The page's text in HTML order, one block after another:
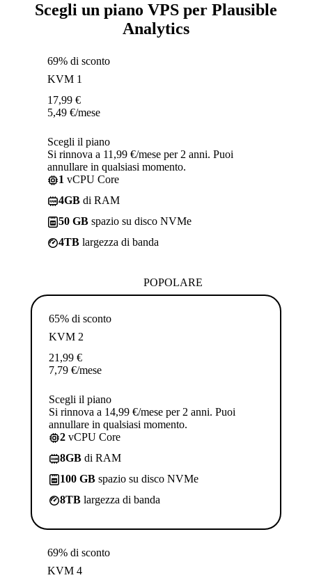
Scegli un piano VPS per Plausible
Analytics
69% di sconto
KVM 1
17,99 €
5,49 €/mese
Scegli il piano
Si rinnova a 11,99 €/mese per 2 anni. Puoi
annullare in qualsiasi momento.
1 vCPU Core
4GB di RAM
50 GB spazio su disco NVMe
4TB largezza di banda
POPOLARE
65% di sconto
KVM 2
21,99 €
7,79 €/mese
Scegli il piano
Si rinnova a 14,99 €/mese per 2 anni. Puoi
annullare in qualsiasi momento.
2 vCPU Core
8GB di RAM
100 GB spazio su disco NVMe
8TB largezza di banda
69% di sconto
KVM 4